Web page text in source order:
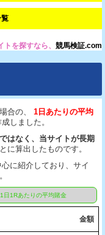
を探すなら、 競馬検証.com
合の、
1日あたりの平均
しました。
はなく、当サイトが長期
に算出したものです。
心に紹介しており、サイ
1日1Rあたりの平均賭金
金額